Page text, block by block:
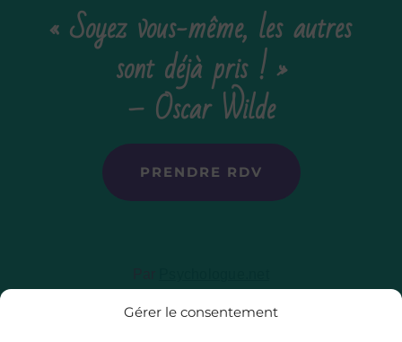
Gérer le consentement
« Soyez vous-même, les autres
sont déjà pris ! »
– Oscar Wilde
PRENDRE RDV